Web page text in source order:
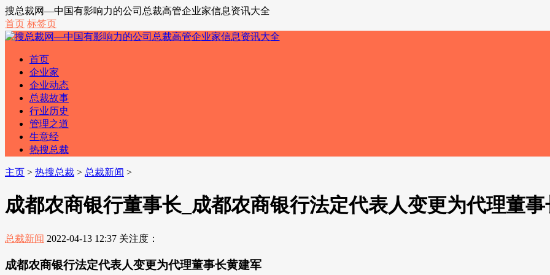
搜总裁网—中国有影响力的公司总裁高管企业家信息资讯大全
首页 标签页
首页
企业家
企业动态
总裁故事
行业历史
管理之道
生意经
热搜总裁
主页 > 热搜总裁 > 总裁新闻 >
成都农商银行董事长_成都农商银行法定代表人变更为代理董
总裁新闻 2022-04-13 12:37 关注度：
成都农商银行法定代表人变更为代理董事长黄建军